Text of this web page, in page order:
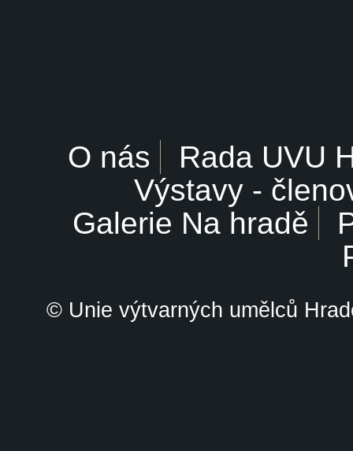
O nás
Rada UVU
Výstavy -
Galerie Na hradě
© Unie výtvarných umělců